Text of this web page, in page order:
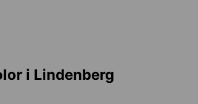
i Lindenberg